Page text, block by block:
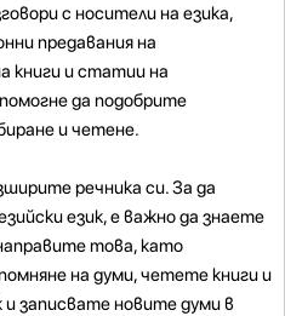
с носители на езика,
предавания на
книги и статии на
да подобрите
и четене.
речника си. За да
език, е важно да знаете
това, като
на думи, четете книги и
записвате новите думи в